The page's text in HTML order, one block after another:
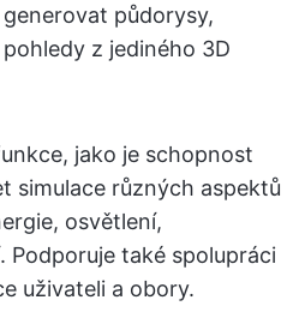
půdorysy,
z jediného 3D
jako je schopnost
simulace různých aspektů
osvětlení,
Podporuje také spolupráci
uživateli a obory.